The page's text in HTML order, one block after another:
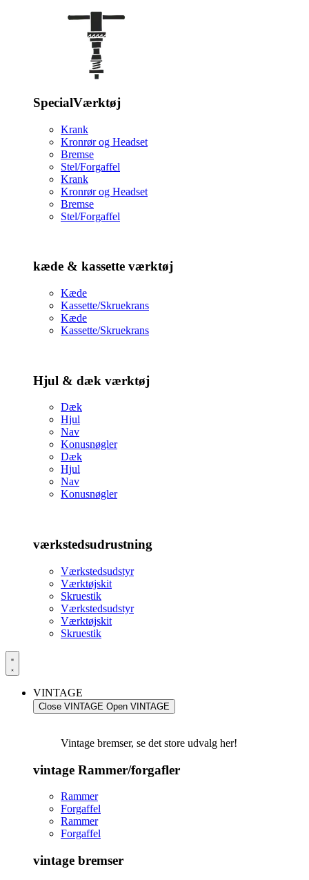
SpecialVærktøj
Krank
Kronrør og Headset
Bremse
Stel/Forgaffel
Krank
Kronrør og Headset
Bremse
Stel/Forgaffel
kæde & kassette værktøj
Kæde
Kassette/Skruekrans
Kæde
Kassette/Skruekrans
Hjul & dæk værktøj
Dæk
Hjul
Nav
Konusnøgler
Dæk
Hjul
Nav
Konusnøgler
værkstedsudrustning
Værkstedsudstyr
Værktøjskit
Skruestik
Værkstedsudstyr
Værktøjskit
Skruestik
VINTAGE
Close VINTAGE Open VINTAGE
Vintage bremser, se det store udvalg her!
vintage Rammer/forgafler
Rammer
Forgaffel
Rammer
Forgaffel
vintage bremser